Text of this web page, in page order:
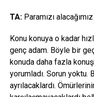
TA: Paramızı
Konu konuya o kadar
genç adam. Böyle bir
konuda daha fazla
yorumladı. Sorun yoktu.
ayrılacaklardı.